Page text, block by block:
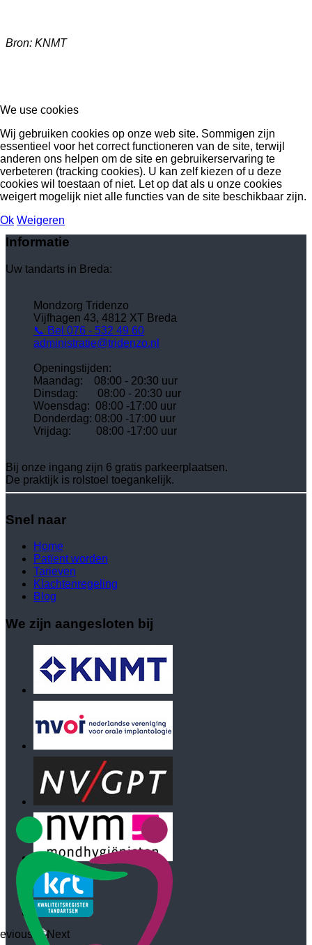
Bron: KNMT
Informatie
Uw tandarts in Breda:
Mondzorg Tridenzo
Vijfhagen 43, 4812 XT Breda
📞 Bel 076 - 532 49 60
administratie@tridenzo.nl
Openingstijden:
Maandag: 08:00 - 20:30 uur
Dinsdag: 08:00 - 20:30 uur
Woensdag: 08:00 -17:00 uur
Donderdag: 08:00 -17:00 uur
Vrijdag: 08:00 -17:00 uur
Bij onze ingang zijn 6 gratis parkeerplaatsen.
De praktijk is rolstoel toegankelijk.
Snel naar
Home
Patïent worden
Tarieven
Klachtenregeling
Blog
We zijn aangesloten bij
We use cookies
Wij gebruiken cookies op onze web site. Sommigen zijn
essentieel voor het correct functioneren van de site, terwijl
anderen ons helpen om de site en gebruikerservaring te
verbeteren (tracking cookies). U kan zelf kiezen of u deze
cookies wil toestaan of niet. Let op dat als u onze cookies
weigert mogelijk niet alle functies van de site beschikbaar zijn.
Ok Weigeren